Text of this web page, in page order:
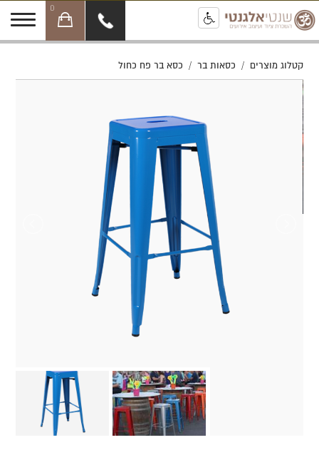
0
קטלוג מוצרים / כסאות בר / כסא בר פח כחול